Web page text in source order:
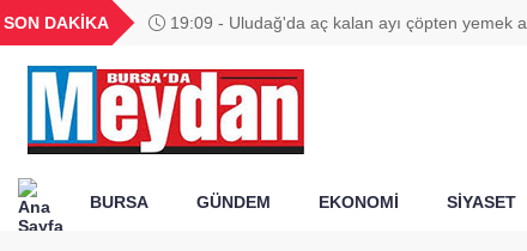
SON DAKİKA 19:09 - Uludağ'da aç kalan ayı çöpten yemek
GEL
18,2072
16,2386
28,0626
0,0018
BURSA GÜNDEM EKONOMİ SİYASET